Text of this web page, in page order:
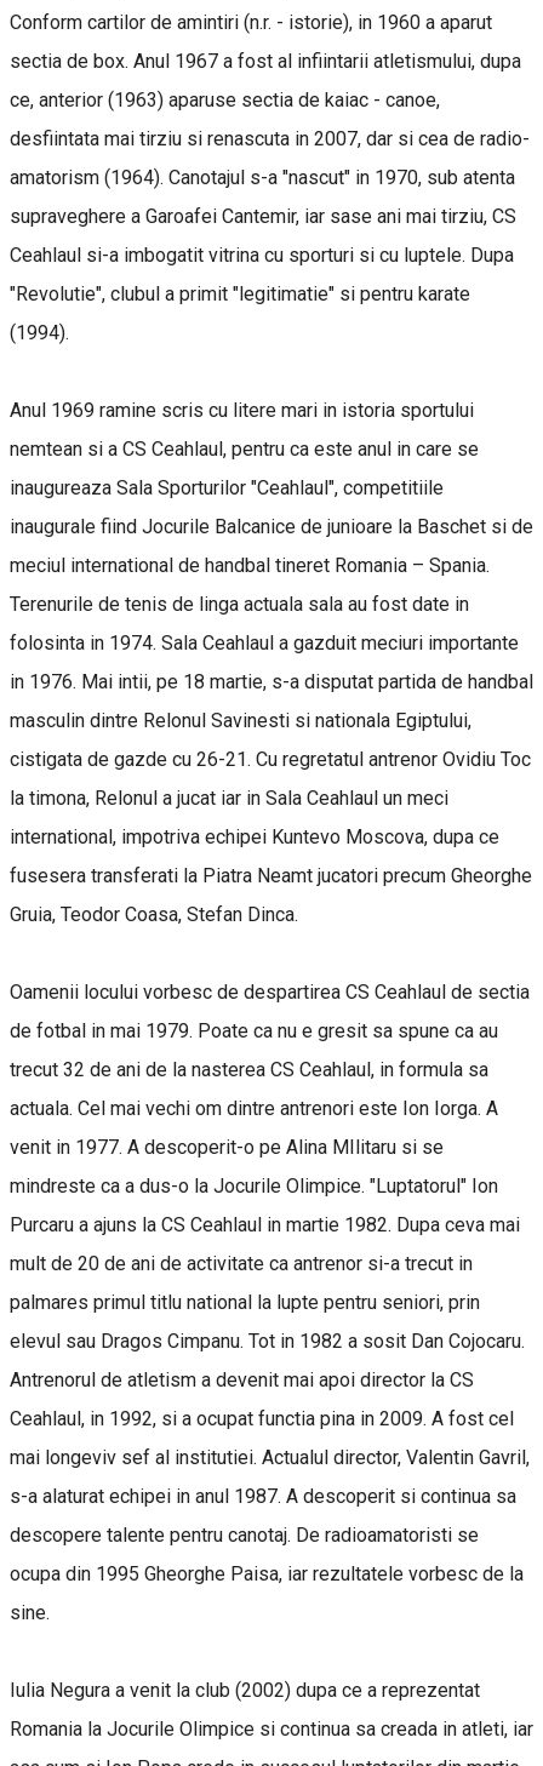
Conform cartilor de amintiri (n.r. - istorie), in 1960 a aparut
sectia de box. Anul 1967 a fost al infiintarii atletismului, dupa
ce, anterior (1963) aparuse sectia de kaiac - canoe,
desfiintata mai tirziu si renascuta in 2007, dar si cea de radio-
amatorism (1964). Canotajul s-a "nascut" in 1970, sub atenta
supraveghere a Garoafei Cantemir, iar sase ani mai tirziu, CS
Ceahlaul si-a imbogatit vitrina cu sporturi si cu luptele. Dupa
"Revolutie", clubul a primit "legitimatie" si pentru karate
(1994).
Anul 1969 ramine scris cu litere mari in istoria sportului
nemtean si a CS Ceahlaul, pentru ca este anul in care se
inaugureaza Sala Sporturilor "Ceahlaul", competitiile
inaugurale fiind Jocurile Balcanice de junioare la Baschet si de
meciul international de handbal tineret Romania – Spania.
Terenurile de tenis de linga actuala sala au fost date in
folosinta in 1974. Sala Ceahlaul a gazduit meciuri importante
in 1976. Mai intii, pe 18 martie, s-a disputat partida de handbal
masculin dintre Relonul Savinesti si nationala Egiptului,
cistigata de gazde cu 26-21. Cu regretatul antrenor Ovidiu Toc
la timona, Relonul a jucat iar in Sala Ceahlaul un meci
international, impotriva echipei Kuntevo Moscova, dupa ce
fusesera transferati la Piatra Neamt jucatori precum Gheorghe
Gruia, Teodor Coasa, Stefan Dinca.
Oamenii locului vorbesc de despartirea CS Ceahlaul de sectia
de fotbal in mai 1979. Poate ca nu e gresit sa spune ca au
trecut 32 de ani de la nasterea CS Ceahlaul, in formula sa
actuala. Cel mai vechi om dintre antrenori este Ion Iorga. A
venit in 1977. A descoperit-o pe Alina MIlitaru si se
mindreste ca a dus-o la Jocurile Olimpice. "Luptatorul" Ion
Purcaru a ajuns la CS Ceahlaul in martie 1982. Dupa ceva mai
mult de 20 de ani de activitate ca antrenor si-a trecut in
palmares primul titlu national la lupte pentru seniori, prin
elevul sau Dragos Cimpanu. Tot in 1982 a sosit Dan Cojocaru.
Antrenorul de atletism a devenit mai apoi director la CS
Ceahlaul, in 1992, si a ocupat functia pina in 2009. A fost cel
mai longeviv sef al institutiei. Actualul director, Valentin Gavril,
s-a alaturat echipei in anul 1987. A descoperit si continua sa
descopere talente pentru canotaj. De radioamatoristi se
ocupa din 1995 Gheorghe Paisa, iar rezultatele vorbesc de la
sine.
Iulia Negura a venit la club (2002) dupa ce a reprezentat
Romania la Jocurile Olimpice si continua sa creada in atleti, iar